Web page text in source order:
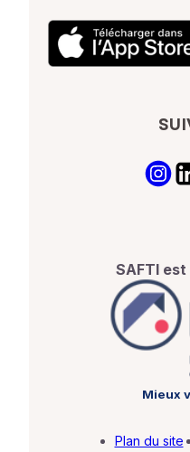
SAFTI est
Mieux
Plan du site